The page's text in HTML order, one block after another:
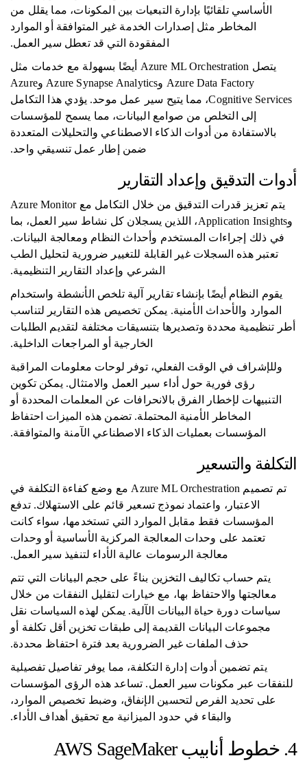
الأساسي تلقائيًا بإدارة التبعيات بين المكونات، مما يقلل من
المخاطر مثل إصدارات الخدمة غير المتوافقة أو الموارد
المفقودة التي قد تعطل سير العمل.
يتصل Azure ML Orchestration أيضًا بسهولة مع خدمات مثل
Azure Data Factory وAzure Synapse Analytics وAzure
Cognitive Services، مما يتيح سير عمل موحد. يؤدي هذا التكامل
إلى التخلص من صوامع البيانات، مما يسمح للمؤسسات
بالاستفادة من أدوات الذكاء الاصطناعي والتحليلات المتعددة
ضمن إطار عمل تنسيقي واحد.
أدوات التدقيق وإعداد التقارير
يتم تعزيز قدرات التدقيق من خلال التكامل مع Azure Monitor
وApplication Insights، اللذين يسجلان كل نشاط سير العمل، بما
في ذلك إجراءات المستخدم وأحداث النظام ومعالجة البيانات.
تعتبر هذه السجلات غير القابلة للتغيير ضرورية لتحليل الطب
الشرعي وإعداد التقارير التنظيمية.
يقوم النظام أيضًا بإنشاء تقارير آلية تلخص الأنشطة واستخدام
الموارد والأحداث الأمنية. يمكن تخصيص هذه التقارير لتناسب
أطر تنظيمية محددة وتصديرها بتنسيقات مختلفة لتقديم الطلبات
الخارجية أو المراجعات الداخلية.
وللإشراف في الوقت الفعلي، توفر لوحات معلومات المراقبة
رؤى فورية حول أداء سير العمل والامتثال. يمكن تكوين
التنبيهات لإخطار الفرق بالانحرافات عن المعلمات المحددة أو
المخاطر الأمنية المحتملة. تضمن هذه الميزات احتفاظ
المؤسسات بعمليات الذكاء الاصطناعي الآمنة والمتوافقة.
التكلفة والتسعير
تم تصميم Azure ML Orchestration مع وضع كفاءة التكلفة في
الاعتبار، واعتماد نموذج تسعير قائم على الاستهلاك. تدفع
المؤسسات فقط مقابل الموارد التي تستخدمها، سواء كانت
تعتمد على وحدات المعالجة المركزية الأساسية أو وحدات
معالجة الرسومات عالية الأداء لتنفيذ سير العمل.
يتم حساب تكاليف التخزين بناءً على حجم البيانات التي تتم
معالجتها والاحتفاظ بها، مع خيارات لتقليل النفقات من خلال
سياسات دورة حياة البيانات الآلية. يمكن لهذه السياسات نقل
مجموعات البيانات القديمة إلى طبقات تخزين أقل تكلفة أو
حذف الملفات غير الضرورية بعد فترة احتفاظ محددة.
يتم تضمين أدوات إدارة التكلفة، مما يوفر تفاصيل تفصيلية
للنفقات عبر مكونات سير العمل. تساعد هذه الرؤى المؤسسات
على تحديد الفرص لتحسين الإنفاق، وضبط تخصيص الموارد،
والبقاء في حدود الميزانية مع تحقيق أهداف الأداء.
4. خطوط أنابيب AWS SageMaker